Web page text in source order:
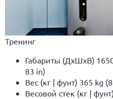
Тренинг
Габариты (ДxШхВ)
83 in)
Вес (кг | фунт) 365 kg
Весовой стек (кг |